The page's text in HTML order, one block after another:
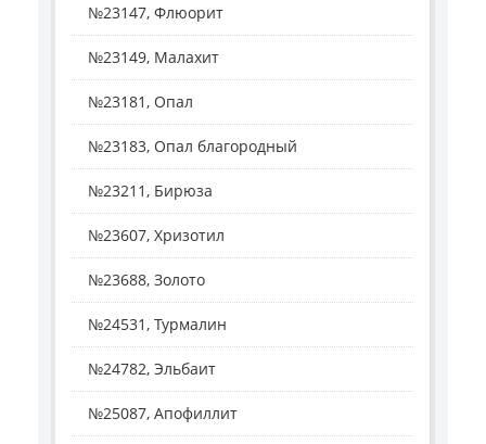
№23147, Флюорит
№23149, Малахит
№23181, Опал
№23183, Опал благородный
№23211, Бирюза
№23607, Хризотил
№23688, Золото
№24531, Турмалин
№24782, Эльбаит
№25087, Апофиллит